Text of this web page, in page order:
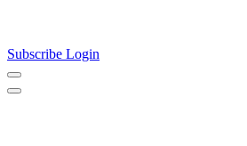
Subscribe Login